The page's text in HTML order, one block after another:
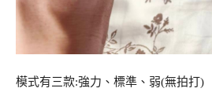
模式有三款:強力、標準、弱(無拍打)